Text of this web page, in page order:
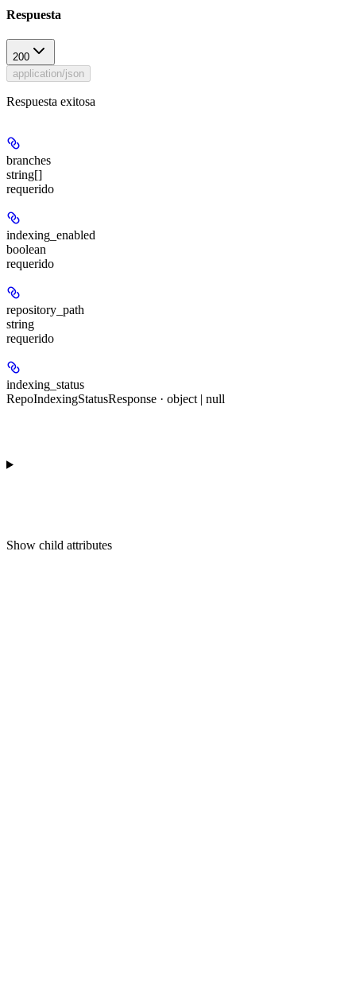
Respuesta
200
application/json
Respuesta exitosa
branches
string[]
requerido
indexing_enabled
boolean
requerido
repository_path
string
requerido
indexing_status
RepoIndexingStatusResponse · object | null
Show child attributes